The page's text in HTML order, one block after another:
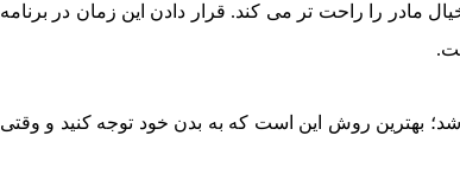
مادر را راحت تر می کند. قرار دادن این زمان در برنامه
بهترین روش این است که به بدن خود توجه کنید و وقتی